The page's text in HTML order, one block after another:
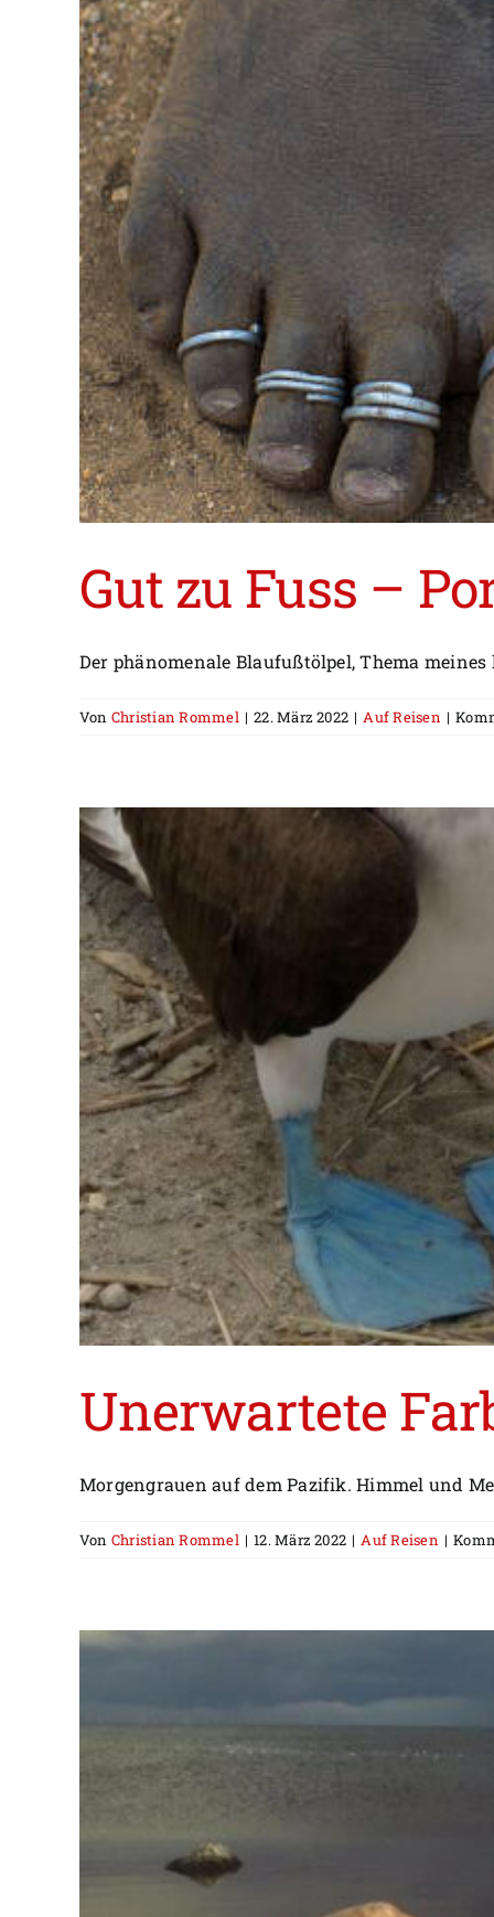
Gut zu Fuss –
Der phänomenale Blaufußtölpel, Thema meines
Von Christian Rommel | 22. März 2022 | Auf Reisen |
Unerwartete
Morgengrauen auf dem Pazifik. Himmel und
Von Christian Rommel | 12. März 2022 | Auf Reisen |